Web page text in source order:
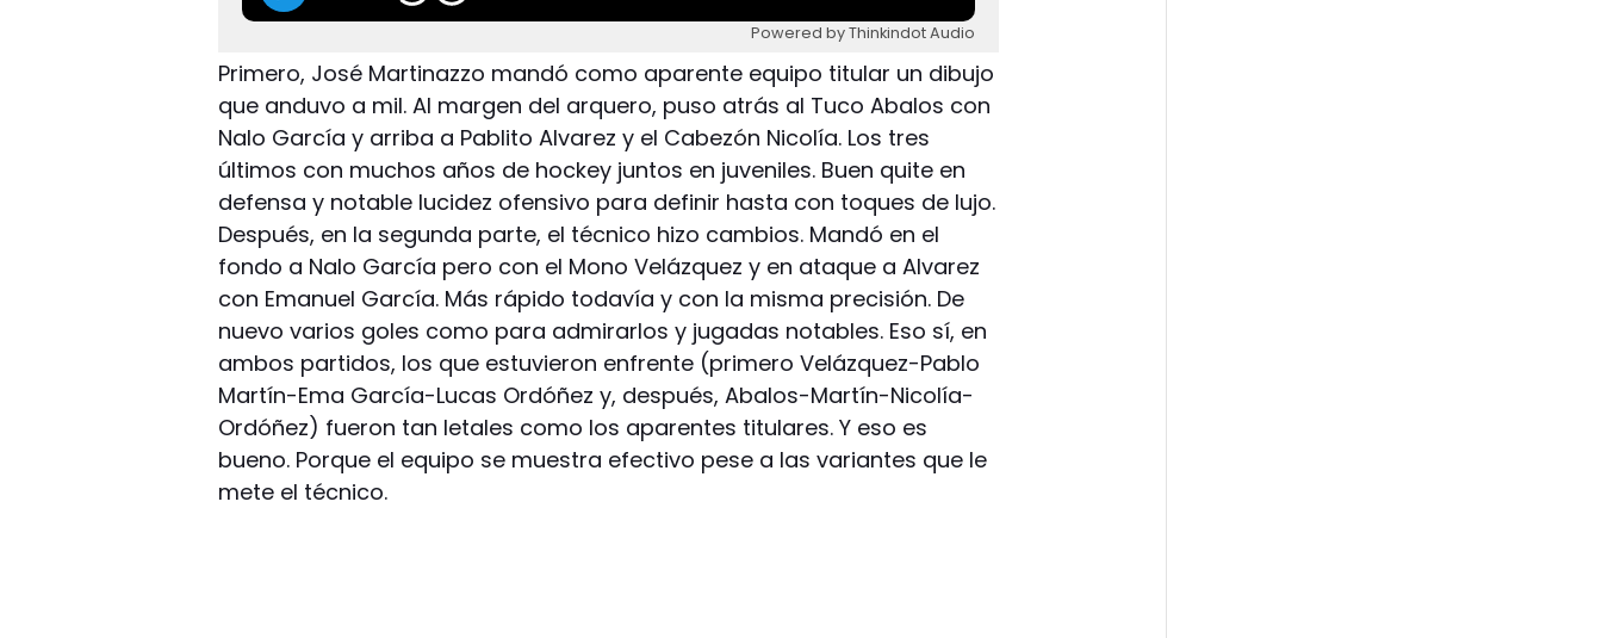
Powered by Thinkindot Audio
Primero, José Martinazzo mandó como aparente equipo titular un dibujo
que anduvo a mil. Al margen del arquero, puso atrás al Tuco Abalos con
Nalo García y arriba a Pablito Alvarez y el Cabezón Nicolía. Los tres
últimos con muchos años de hockey juntos en juveniles. Buen quite en
defensa y notable lucidez ofensivo para definir hasta con toques de lujo.
Después, en la segunda parte, el técnico hizo cambios. Mandó en el
fondo a Nalo García pero con el Mono Velázquez y en ataque a Alvarez
con Emanuel García. Más rápido todavía y con la misma precisión. De
nuevo varios goles como para admirarlos y jugadas notables. Eso sí, en
ambos partidos, los que estuvieron enfrente (primero Velázquez-Pablo
Martín-Ema García-Lucas Ordóñez y, después, Abalos-Martín-Nicolía-
Ordóñez) fueron tan letales como los aparentes titulares. Y eso es
bueno. Porque el equipo se muestra efectivo pese a las variantes que le
mete el técnico.